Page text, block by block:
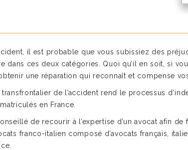
il est probable que vous subissiez des
dans ces deux catégories. Quoi qu’il en soit, si
une réparation qui reconnaît et compense
transfrontalier de l’accident rend le processus
en France.
de recourir à l’expertise d’un avocat afin
franco-italien composé d’avocats français,